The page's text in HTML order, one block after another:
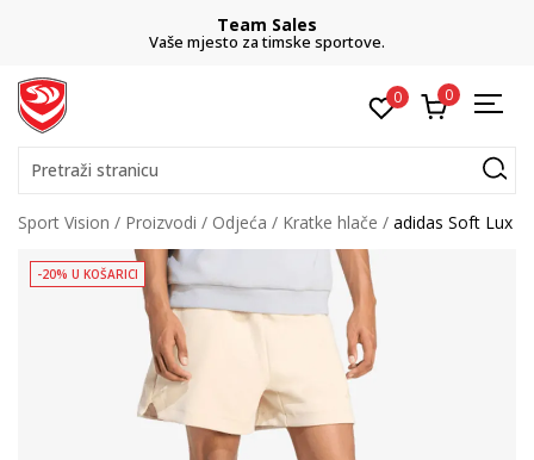
Team Sales
Vaše mjesto za timske sportove.
0 0
Pretraži stranicu
Sport Vision Proizvodi Odjeća Kratke hlače adidas Soft Lux
-20% U KOŠARICI